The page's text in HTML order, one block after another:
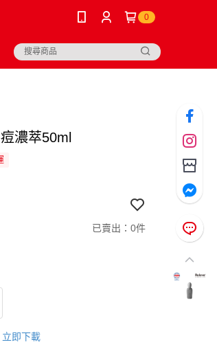
0
濃萃50ml
已賣出：0件
立即下載